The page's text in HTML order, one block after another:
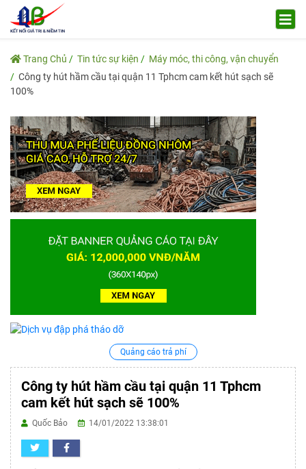
Trang Chủ Tin tức sự kiện
Máy móc, thi công, vận chuyển
Công ty hút hầm cầu tại quận 11 Tphcm cam kết hút sạch sẽ
100%
Quảng cáo trả phí
Công ty hút hầm cầu tại quận 11 Tphcm
cam kết hút sạch sẽ 100%
Quốc Bảo 14/01/2022 13:38:01